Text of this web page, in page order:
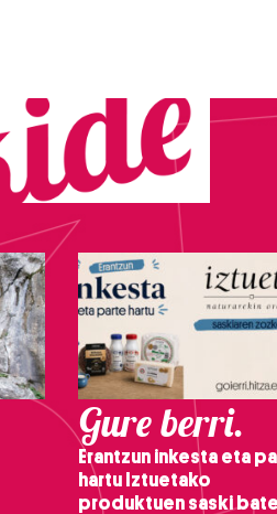
Gure berri.
Erantzun inkesta eta
hartu Iztuetako
produktuen saski